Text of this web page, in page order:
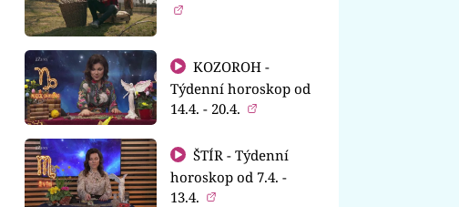
KOZOROH -
Týdenní horoskop od
14.4. - 20.4.
ŠTÍR - Týdenní
horoskop od 7.4. -
13.4.